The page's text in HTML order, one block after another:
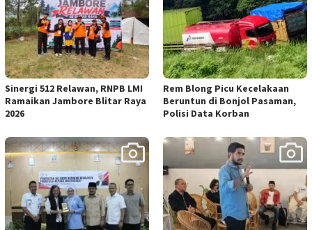
Sinergi 512 Relawan, RNPB LMI
Ramaikan Jambore Blitar Raya
2026
Rem Blong Picu Kecelakaan
Beruntun di Bonjol Pasaman,
Polisi Data Korban